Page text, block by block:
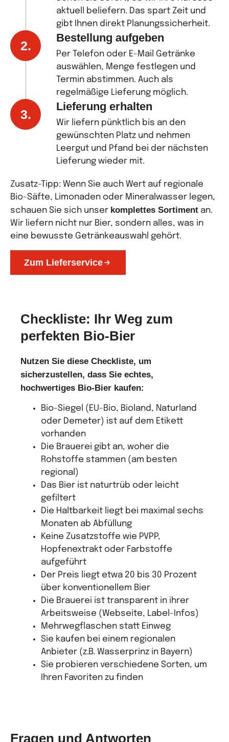
aktuell beliefern. Das spart Zeit und
gibt Ihnen direkt Planungssicherheit.
2.
Bestellung aufgeben
Per Telefon oder E-Mail Getränke
auswählen, Menge festlegen und
Termin abstimmen. Auch als
regelmäßige Lieferung möglich.
3.
Lieferung erhalten
Wir liefern pünktlich bis an den
gewünschten Platz und nehmen
Leergut und Pfand bei der nächsten
Lieferung wieder mit.
Zusatz-Tipp: Wenn Sie auch Wert auf regionale
Bio-Säfte, Limonaden oder Mineralwasser legen,
schauen Sie sich unser komplettes Sortiment an.
Wir liefern nicht nur Bier, sondern alles, was in
eine bewusste Getränkeauswahl gehört.
Zum Lieferservice
Checkliste: Ihr Weg zum
perfekten Bio-Bier
Nutzen Sie diese Checkliste, um
sicherzustellen, dass Sie echtes,
hochwertiges Bio-Bier kaufen:
Bio-Siegel (EU-Bio, Bioland, Naturland
oder Demeter) ist auf dem Etikett
vorhanden
Die Brauerei gibt an, woher die
Rohstoffe stammen (am besten
regional)
Das Bier ist naturtrüb oder leicht
gefiltert
Die Haltbarkeit liegt bei maximal sechs
Monaten ab Abfüllung
Keine Zusatzstoffe wie PVPP,
Hopfenextrakt oder Farbstoffe
aufgeführt
Der Preis liegt etwa 20 bis 30 Prozent
über konventionellem Bier
Die Brauerei ist transparent in ihrer
Arbeitsweise (Webseite, Label-Infos)
Mehrwegflaschen statt Einweg
Sie kaufen bei einem regionalen
Anbieter (z.B. Wasserprinz in Bayern)
Sie probieren verschiedene Sorten, um
Ihren Favoriten zu finden
Fragen und Antworten